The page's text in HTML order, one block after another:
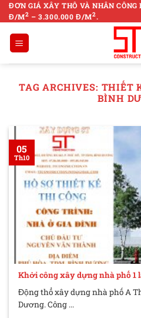
Skip
to
content
ĐƠN GIÁ XÂY THÔ VÀ NHÂN
Đ/M2 – 3.300.000 Đ/M2.
TAG ARCHIVES: THIẾT
BÌNH
Khởi công xây dựng nhà phố 1
Động thổ xây dựng nhà phố A
Dương. Công ...
05
Th10